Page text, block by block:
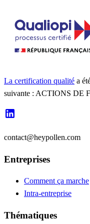
La certification qualité a
suivante : ACTIONS DE
contact@heypollen.com
Entreprises
Comment ça marche
Intra-entreprise
Thématiques